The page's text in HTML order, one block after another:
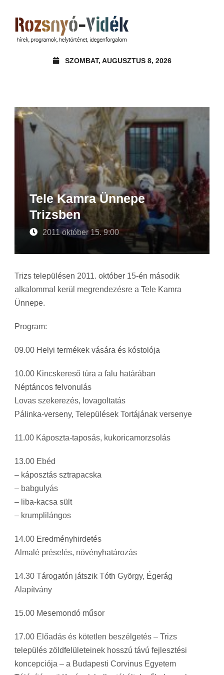
SZOMBAT, AUGUSZTUS 8, 2026
Tele Kamra Ünnepe
Trizsben
2011 október 15. 9:00
Trizs településen 2011. október 15-én második
alkalommal kerül megrendezésre a Tele Kamra
Ünnepe.
Program:
09.00 Helyi termékek vására és kóstolója
10.00 Kincskereső túra a falu határában
Néptáncos felvonulás
Lovas szekerezés, lovagoltatás
Pálinka-verseny, Települések Tortájának versenye
11.00 Káposzta-taposás, kukoricamorzsolás
13.00 Ebéd
– káposztás sztrapacska
– babgulyás
– liba-kacsa sült
– krumplilángos
14.00 Eredményhirdetés
Almalé préselés, növényhatározás
14.30 Tárogatón játszik Tóth György, Égerág
Alapítvány
15.00 Mesemondó műsor
17.00 Előadás és kötetlen beszélgetés – Trizs
település zöldfelületeinek hosszú távú fejlesztési
koncepciója – a Budapesti Corvinus Egyetem